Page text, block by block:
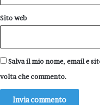
Sito web
Salva il mio nome, email e
volta che commento.